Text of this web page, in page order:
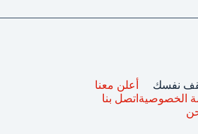
نفسك
الخصوصية
أعلن معنا
اتصل بنا